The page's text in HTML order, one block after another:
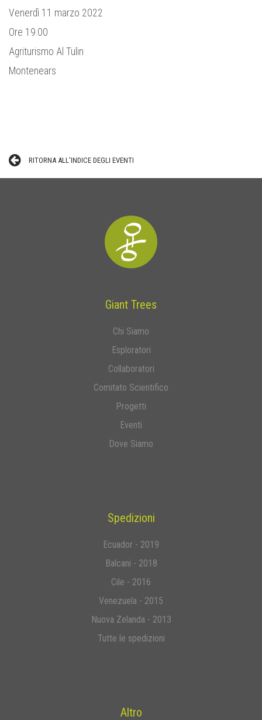
Venerdì 11 marzo 2022
Ore 19.00
Agriturismo Al Tulin
Montenears
RITORNA ALL'INDICE DEGLI EVENTI
Giant Trees
Chi Siamo
Esploratori
Collaboratori
Comitato Scientifico
Progetti
Eventi
Dove Siamo
Spedizioni
Ecuador - 2019
Balcani - 2018
Cile - 2016
Venezuela - 2015
Nuova Zelanda - 2013
Tutte le spedizioni
Altro